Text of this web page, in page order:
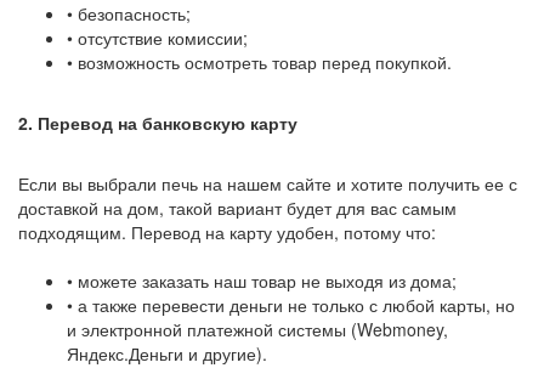
• безопасность;
• отсутствие комиссии;
• возможность осмотреть товар перед покупкой.
2. Перевод на банковскую карту
Если вы выбрали печь на нашем сайте и хотите получить ее с
доставкой на дом, такой вариант будет для вас самым
подходящим. Перевод на карту удобен, потому что:
• можете заказать наш товар не выходя из дома;
• а также перевести деньги не только с любой карты, но
и электронной платежной системы (Webmoney,
Яндекс.Деньги и другие).